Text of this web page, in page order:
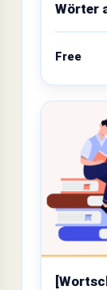
Wörter
Free